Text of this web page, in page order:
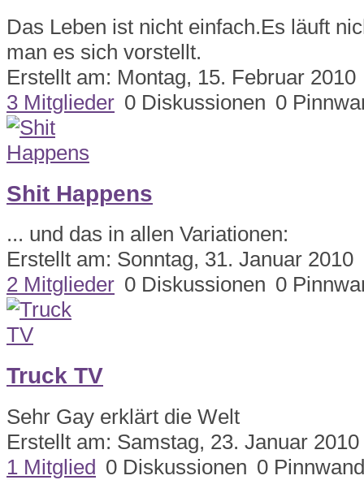
Das Leben ist nicht einfach.Es läuft
man es sich vorstellt.
Erstellt am: Montag, 15. Februar 2010
3 Mitglieder 0 Diskussionen 0
Shit Happens
... und das in allen Variationen:
Erstellt am: Sonntag, 31. Januar 2010
2 Mitglieder 0 Diskussionen 0
Truck TV
Sehr Gay erklärt die Welt
Erstellt am: Samstag, 23. Januar 2010
1 Mitglied 0 Diskussionen 0